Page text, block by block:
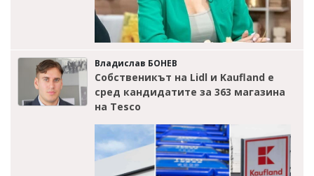
Владислав БОНЕВ
Собственикът на Lidl и Kaufland е
сред кандидатите за 363 магазина
на Tesco